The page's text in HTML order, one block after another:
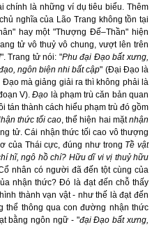
chính là những ví dụ tiêu biểu. Thêm
nghĩa của Lão Trang không tồn tại
hay một "Thượng Đế–Thần" hiện
tử vô thuỷ vô chung, vượt lên trên
". Trang tử nói: "Phu đại Đạo bất xưng,
ngôn biện nhi bất cập" (Đại Đạo là
mà giảng giải ra thì không phải là
V).Đạo là phạm trù căn bản quan
tán thành cách hiểu phạm trù đó gồm
thức tối cao, thể hiện hai mặtnhận
tử. Cái nhận thức tối cao vô thượng
của Thái cực, đúng như trong Tề vật
hĩ, ngô hồ chí? Hữu dĩ vi vị thuỷ hữu
nhân có người đã đến tột cùng của
nhận thức? Đó là đạt đến chỗ thấy
thành vạn vật - như thế là đạt đến
thể thông qua con đường nhận thức
bằng ngôn ngữ - "đại Đạo bất xưng,